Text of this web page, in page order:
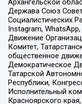
Архангельской
Держава Союз
Социалистических
Instagram,
Движение
Комитет,
общественное
Демократическое
Татарской
Республики,
Исполнительный
Красноярского